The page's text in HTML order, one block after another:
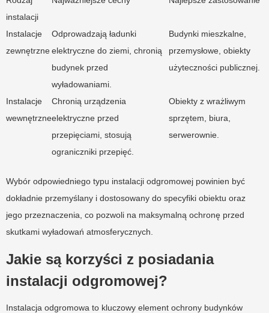
instalacji
Instalacje
zewnętrzne
Odprowadzają ładunki
elektryczne do ziemi, chronią
budynek przed
wyładowaniami.
Budynki mieszkalne,
przemysłowe, obiekty
użyteczności publicznej.
Instalacje
wewnętrzne
Chronią urządzenia
elektryczne przed
przepięciami, stosują
ograniczniki przepięć.
Obiekty z wrażliwym
sprzętem, biura,
serwerownie.
Wybór odpowiedniego typu instalacji odgromowej powinien być
dokładnie przemyślany i dostosowany do specyfiki obiektu oraz
jego przeznaczenia, co pozwoli na maksymalną ochronę przed
skutkami wyładowań atmosferycznych.
Jakie są korzyści z posiadania
instalacji odgromowej?
Instalacja odgromowa to kluczowy element ochrony budynków